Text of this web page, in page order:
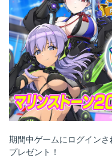
期間中ゲームにログイン
プレゼント！